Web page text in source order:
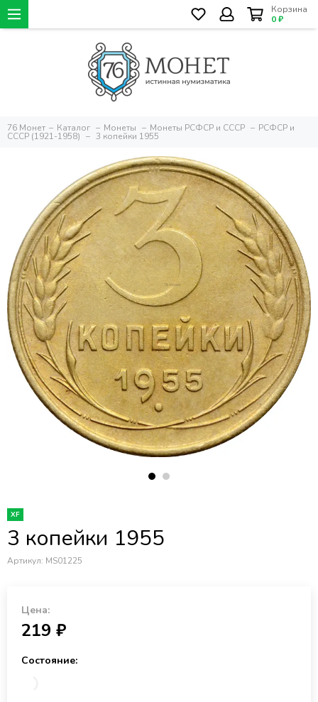
Корзина
0 ₽
76 Монет Каталог Монеты Монеты РСФСР и СССР РСФСР и
СССР (1921-1958) 3 копейки 1955
XF
3 копейки 1955
Артикул: MS01225
Цена:
219 ₽
Состояние: